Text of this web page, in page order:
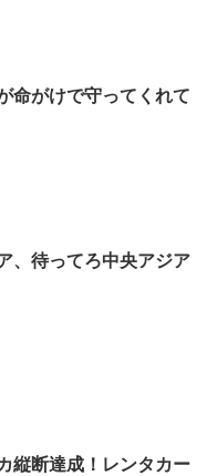
命がけで守ってくれて
、待ってろ中央アジア
縦断達成！レンタカー